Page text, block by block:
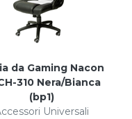
da Gaming Nacon
310 Nera/Bianca
(bp1)
Universali